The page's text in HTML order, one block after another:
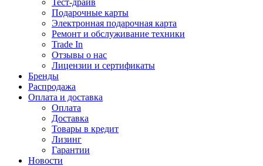
Тест-драйв
Подарочные карты
Электронная подарочная карта
Ремонт и обслуживание техники
Trade In
Отзывы о нас
Лицензии и сертификаты
Бренды
Распродажа
Оплата и доставка
Оплата
Доставка
Товары в кредит
Лизинг
Гарантии
Новости